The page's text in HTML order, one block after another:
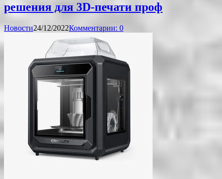
решения для 3D-печати проф
Новости24/12/2022Комментарии: 0